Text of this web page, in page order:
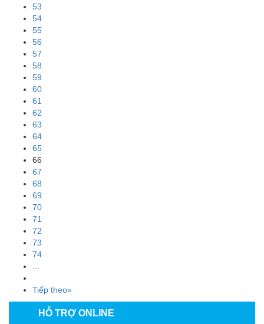
HỖ TRỢ ONLINE
53
54
55
56
57
58
59
60
61
62
63
64
65
66
67
68
69
70
71
72
73
74
Tiếp theo»